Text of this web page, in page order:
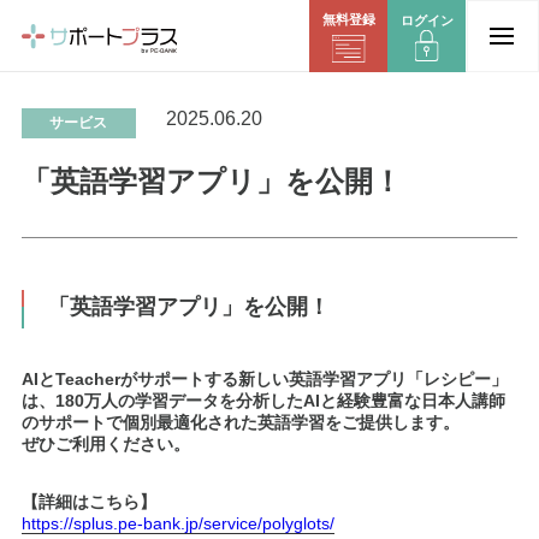
無料登録 ログイン
サービス 2025.06.20
「英語学習アプリ」を公開！
「英語学習アプリ」を公開！
AIとTeacherがサポートする新しい英語学習アプリ「レシピー」
は、180万人の学習データを分析したAIと経験豊富な日本人講師
のサポートで個別最適化された英語学習をご提供します。
ぜひご利用ください。
【詳細はこちら】
https://splus.pe-bank.jp/service/polyglots/